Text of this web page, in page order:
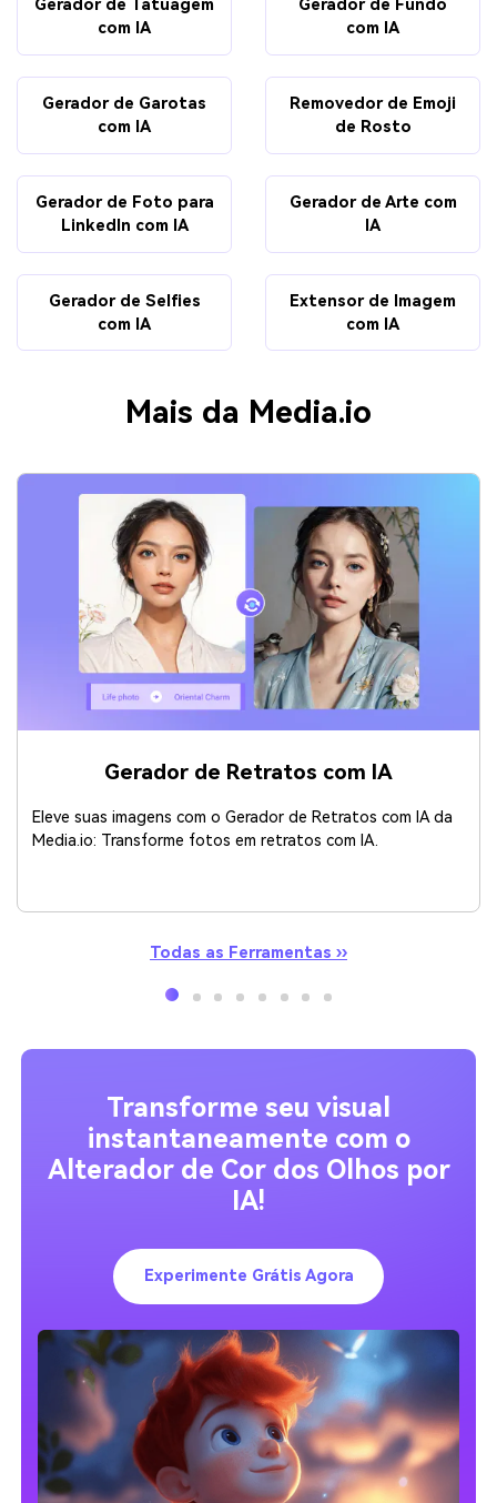
Gerador de Tatuagem
com IA
Gerador de Fundo
com IA
Gerador de Garotas
com IA
Removedor de Emoji
de Rosto
Gerador de Foto para
LinkedIn com IA
Gerador de Arte com
IA
Gerador de Selfies
com IA
Extensor de Imagem
com IA
Mais da Media.io
Gerador de Retratos com IA
Eleve suas imagens com o Gerador de Retratos com IA da
Media.io: Transforme fotos em retratos com IA.
Todas as Ferramentas ››
Transforme seu visual
instantaneamente com o
Alterador de Cor dos Olhos por
IA!
Experimente Grátis Agora